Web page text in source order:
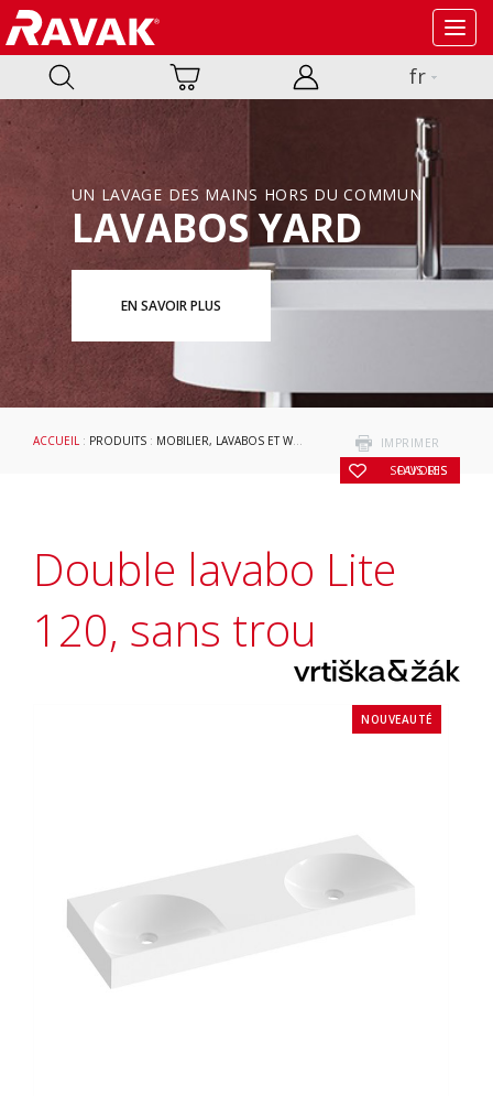
fr
UN LAVAGE DES MAINS HORS DU COMMUN
LAVABOS YARD
EN SAVOIR PLUS
IMPRIMER
SOUS LES FAVORIS
ACCUEIL : PRODUITS : MOBILIER, LAVABOS ET WC : LAVABOS:LITE: DOUBLE
Double lavabo Lite
120, sans trou
NOUVEAUTÉ